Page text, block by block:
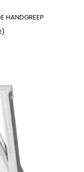
HANDGREEP